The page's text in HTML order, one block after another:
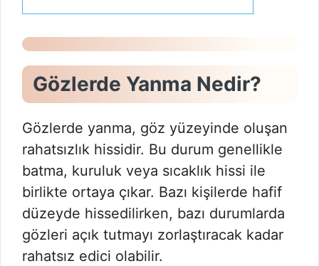
Gözlerde Yanma Nedir?
Gözlerde yanma, göz yüzeyinde oluşan
rahatsızlık hissidir. Bu durum genellikle
batma, kuruluk veya sıcaklık hissi ile
birlikte ortaya çıkar. Bazı kişilerde hafif
düzeyde hissedilirken, bazı durumlarda
gözleri açık tutmayı zorlaştıracak kadar
rahatsız edici olabilir.